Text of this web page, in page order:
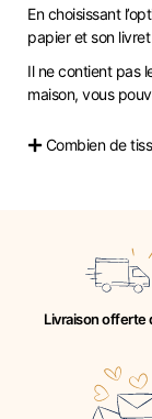
En choisissant
papier et son livret
Il ne contient pas
maison, vous
Combien de
Livraison offerte